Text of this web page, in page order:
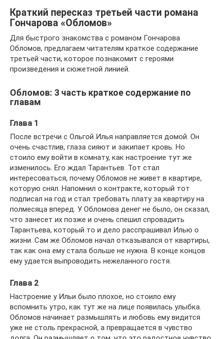
Краткий пересказ третьей части романа
Гончарова «Обломов»
Для быстрого знакомства с романом Гончарова
Обломов, предлагаем читателям краткое содержание
третьей части, которое познакомит с героями
произведения и сюжетной линией.
Обломов: 3 часть краткое содержание по
главам
Глава 1
После встречи с Ольгой Илья направляется домой. Он
очень счастлив, глаза сияют и закипает кровь. Но
стоило ему войти в комнату, как настроение тут же
изменилось. Его ждал Тарантьев. Тот стал
интересоваться, почему Обломов не живет в квартире,
которую снял. Напомнил о контракте, который тот
подписал на год и стал требовать плату за квартиру на
полмесяца вперед. У Обломова денег не было, он сказал,
что занесет их позже и очень спешил спровадить
Тарантьева, который то и дело расспрашивал Илью о
жизни. Сам же Обломов начал отказывался от квартиры,
так как она ему стала больше не нужна. В конце концов
ему удается выпроводить нежеланного гостя.
Глава 2
Настроение у Ильи было плохое, но стоило ему
вспомнить утро, как тут же на лице появилась улыбка.
Обломов начинает размышлять и любовь ему видится
уже не столь прекрасной, а превращается в чувство